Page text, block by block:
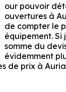
our pouvoir
ouvertures à
de compter le
équipement.
somme du
évidemment
de prix à